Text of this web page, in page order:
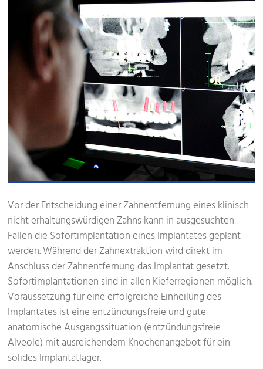
Vor der Entscheidung einer Zahnentfernung eines klinisch
nicht erhaltungswürdigen Zahns kann in ausgesuchten
Fällen die Sofortimplantation eines Implantates geplant
werden. Während der Zahnextraktion wird direkt im
Anschluss der Zahnentfernung das Implantat gesetzt.
Sofortimplantationen sind in allen Kieferregionen möglich.
Voraussetzung für eine erfolgreiche Einheilung des
Implantates ist eine entzündungsfreie und gute
anatomische Ausgangssituation (entzündungsfreie
Alveole) mit ausreichendem Knochenangebot für ein
solides Implantatlager.